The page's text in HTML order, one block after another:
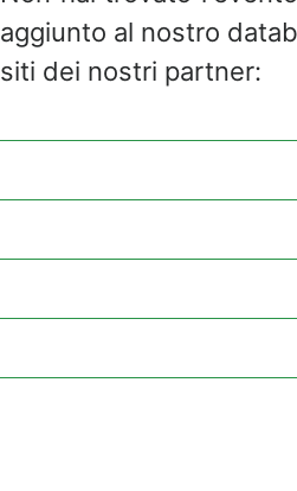
aggiunto al nostro
siti dei nostri partner: